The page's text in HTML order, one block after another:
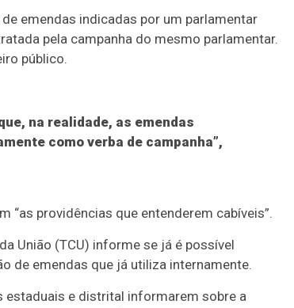
emendas indicadas por um parlamentar
pela campanha do mesmo parlamentar.
público.
na realidade, as emendas
como verba de campanha”,
“as providências que entenderem cabíveis”.
União (TCU) informe se já é possível
de emendas que já utiliza internamente.
estaduais e distrital informarem sobre a